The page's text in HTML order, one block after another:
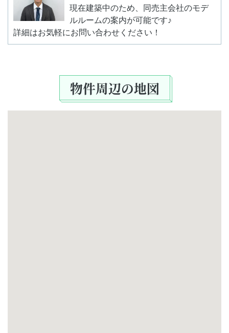
現在建築中のため、同売主会社のモデ
ルルームの案内が可能です♪
詳細はお気軽にお問い合わせください！
物件周辺の地図